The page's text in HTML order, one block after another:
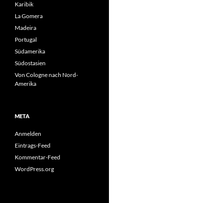
Karibik
La Gomera
Madeira
Portugal
Südamerika
Südostasien
Von Cologne nach Nord-
Amerika
META
Anmelden
Eintrags-Feed
Kommentar-Feed
WordPress.org